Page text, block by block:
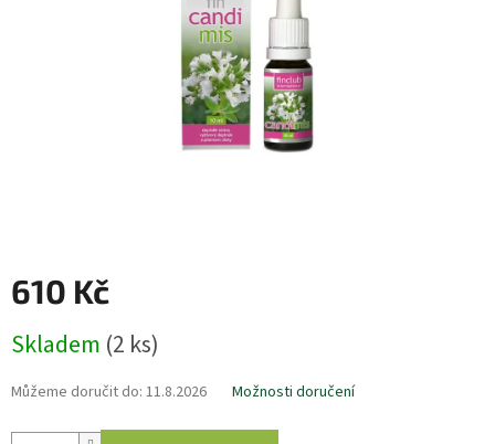
610 Kč
cena:
Skladem (2 ks)
Můžeme doručit do: 11.8.2026 Možnosti doručení